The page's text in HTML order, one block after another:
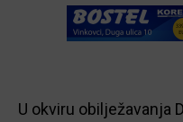
U okviru obilježavanja